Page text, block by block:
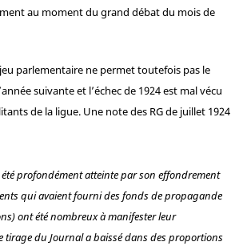
au moment du grand débat du mois de
parlementaire ne permet toutefois pas le
suivante et l’échec de 1924 est mal vécu
de la ligue. Une note des RG de juillet 1924
été profondément atteinte par son effondrement
qui avaient fourni des fonds de propagande
ont été nombreux à manifester leur
tirage du Journal a baissé dans des proportions